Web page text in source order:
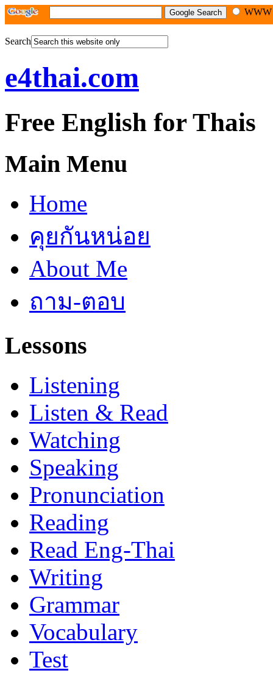
Search
e4thai.com
Free English for Thais
Main Menu
Home
คุยกันหน่อย
About Me
ถาม-ตอบ
Lessons
Listening
Listen & Read
Watching
Speaking
Pronunciation
Reading
Read Eng-Thai
Writing
Grammar
Vocabulary
Test